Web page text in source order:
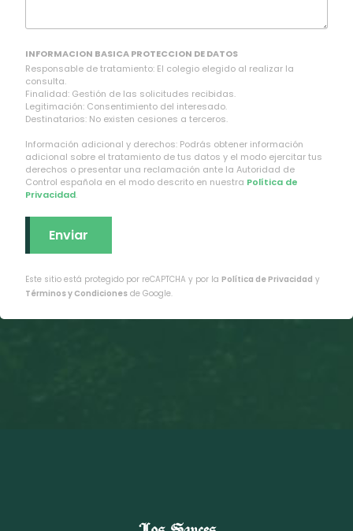
INFORMACION BASICA PROTECCION DE DATOS
Responsable de tratamiento: El colegio elegido al realizar la
consulta.
Finalidad: Gestión de las solicitudes recibidas.
Legitimación: Consentimiento del interesado.
Destinatarios: No existen cesiones a terceros.
Información adicional y derechos: Podrás obtener información
adicional sobre el tratamiento de tus datos y el modo ejercitar tus
derechos o presentar una reclamación ante la Autoridad de
Control española en el modo descrito en nuestra Política de
Privacidad.
Este sitio está protegido por reCAPTCHA y por la Política de Privacidad y
Términos y Condiciones de Google.